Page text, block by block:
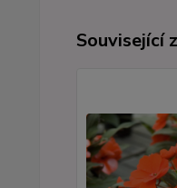
Související